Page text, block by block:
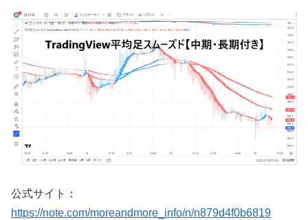
公式サイト：
https://note.com/moreandmore_info/n/n879d4f0b6819